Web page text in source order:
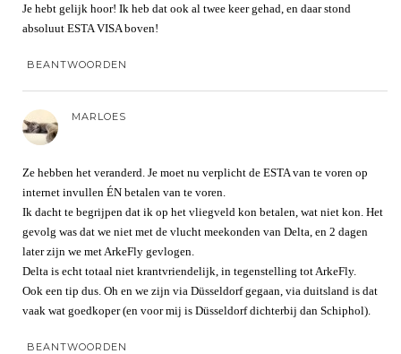
Je hebt gelijk hoor! Ik heb dat ook al twee keer gehad, en daar stond
absoluut ESTA VISA boven!
BEANTWOORDEN
MARLOES
Ze hebben het veranderd. Je moet nu verplicht de ESTA van te voren op
internet invullen ÉN betalen van te voren.
Ik dacht te begrijpen dat ik op het vliegveld kon betalen, wat niet kon. Het
gevolg was dat we niet met de vlucht meekonden van Delta, en 2 dagen
later zijn we met ArkeFly gevlogen.
Delta is echt totaal niet krantvriendelijk, in tegenstelling tot ArkeFly.
Ook een tip dus. Oh en we zijn via Düsseldorf gegaan, via duitsland is dat
vaak wat goedkoper (en voor mij is Düsseldorf dichterbij dan Schiphol).
BEANTWOORDEN